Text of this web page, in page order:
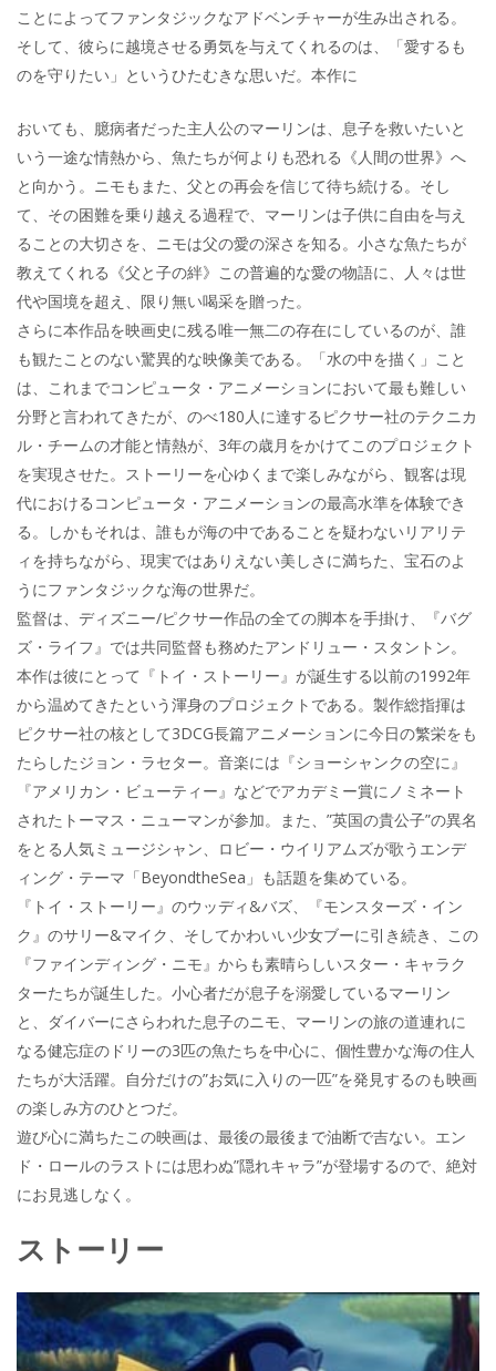
ことによってファンタジックなアドベンチャーが生み出される。
そして、彼らに越境させる勇気を与えてくれるのは、「愛するも
のを守りたい」というひたむきな思いだ。本作に
おいても、臆病者だった主人公のマーリンは、息子を救いたいと
いう一途な情熱から、魚たちが何よりも恐れる《人間の世界》へ
と向かう。ニモもまた、父との再会を信じて待ち続ける。そし
て、その困難を乗り越える過程で、マーリンは子供に自由を与え
ることの大切さを、ニモは父の愛の深さを知る。小さな魚たちが
教えてくれる《父と子の絆》この普遍的な愛の物語に、人々は世
代や国境を超え、限り無い喝采を贈った。
さらに本作品を映画史に残る唯一無二の存在にしているのが、誰
も観たことのない驚異的な映像美である。「水の中を描く」こと
は、これまでコンピュータ・アニメーションにおいて最も難しい
分野と言われてきたが、のべ180人に達するピクサー社のテクニカ
ル・チームの才能と情熱が、3年の歳月をかけてこのプロジェクト
を実現させた。ストーリーを心ゆくまで楽しみながら、観客は現
代におけるコンピュータ・アニメーションの最高水準を体験でき
る。しかもそれは、誰もが海の中であることを疑わないリアリテ
ィを持ちながら、現実ではありえない美しさに満ちた、宝石のよ
うにファンタジックな海の世界だ。
監督は、ディズニー/ピクサー作品の全ての脚本を手掛け、『バグ
ズ・ライフ』では共同監督も務めたアンドリュー・スタントン。
本作は彼にとって『トイ・ストーリー』が誕生する以前の1992年
から温めてきたという渾身のプロジェクトである。製作総指揮は
ピクサー社の核として3DCG長篇アニメーションに今日の繁栄をも
たらしたジョン・ラセター。音楽には『ショーシャンクの空に』
『アメリカン・ビューティー』などでアカデミー賞にノミネート
されたトーマス・ニューマンが参加。また、”英国の貴公子”の異名
をとる人気ミュージシャン、ロビー・ウイリアムズが歌うエンデ
ィング・テーマ「BeyondtheSea」も話題を集めている。
『トイ・ストーリー』のウッディ&バズ、『モンスターズ・イン
ク』のサリー&マイク、そしてかわいい少女ブーに引き続き、この
『ファインディング・ニモ』からも素晴らしいスター・キャラク
ターたちが誕生した。小心者だが息子を溺愛しているマーリン
と、ダイバーにさらわれた息子のニモ、マーリンの旅の道連れに
なる健忘症のドリーの3匹の魚たちを中心に、個性豊かな海の住人
たちが大活躍。自分だけの”お気に入りの一匹”を発見するのも映画
の楽しみ方のひとつだ。
遊び心に満ちたこの映画は、最後の最後まで油断で吉ない。エン
ド・ロールのラストには思わぬ”隠れキャラ”が登場するので、絶対
にお見逃しなく。
ストーリー